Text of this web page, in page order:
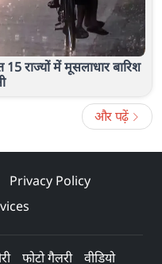
राज्यों में मूसलाधार बारिश
और पढ़ें
Privacy Policy
फोटो गैलरी वीडियो